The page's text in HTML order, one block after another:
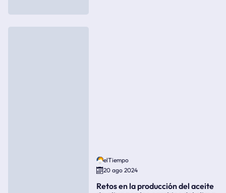
elTiempo
20 ago 2024
Retos en la producción del aceite